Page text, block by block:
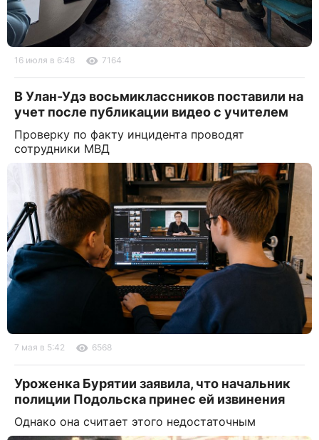
16 июля в 6:48 7164
В Улан-Удэ восьмиклассников поставили на
учет после публикации видео с учителем
Проверку по факту инцидента проводят
сотрудники МВД
7 мая в 5:42 6568
Уроженка Бурятии заявила, что начальник
полиции Подольска принес ей извинения
Однако она считает этого недостаточным